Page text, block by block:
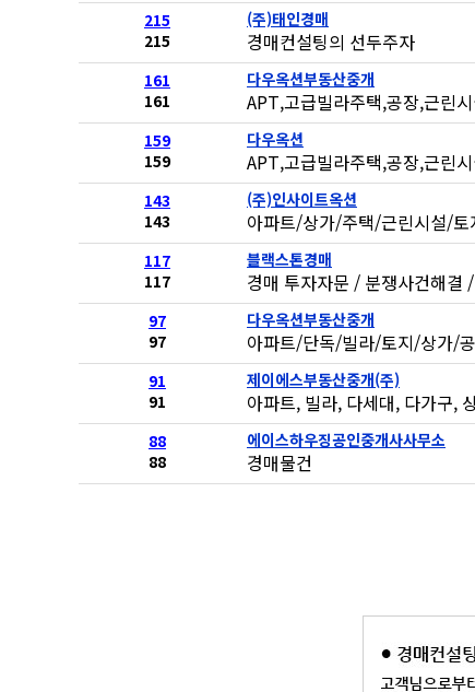
215
215
(주)태인경매
경매컨설팅의 선두주자
161
161
다우옥션부동산중개
APT,고급빌라주택,공장,근린
159
159
다우옥션
APT,고급빌라주택,공장,근린
143
143
(주)인사이트옥션
아파트/상가/주택/근린시설/
117
117
블랙스톤경매
경매 투자자문 / 분쟁사건해결
97
97
다우옥션부동산중개
아파트/단독/빌라/토지/상가/
91
91
제이에스부동산중개(주)
아파트, 빌라, 다세대, 다가구,
88
88
에이스하우징공인중개사사무소
경매물건